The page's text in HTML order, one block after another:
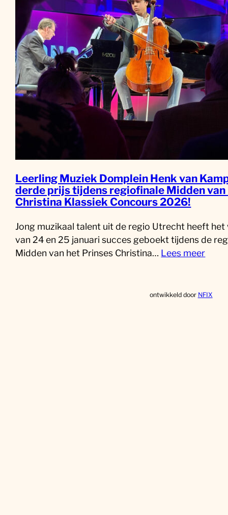
Leerling Muziek Domplein Henk van
derde prijs tijdens regiofinale Midden van
Christina Klassiek Concours 2026!
Jong muzikaal talent uit de regio Utrecht heeft het
van 24 en 25 januari succes geboekt tijdens de
Midden van het Prinses Christina… Lees meer
ontwikkeld door NFIX